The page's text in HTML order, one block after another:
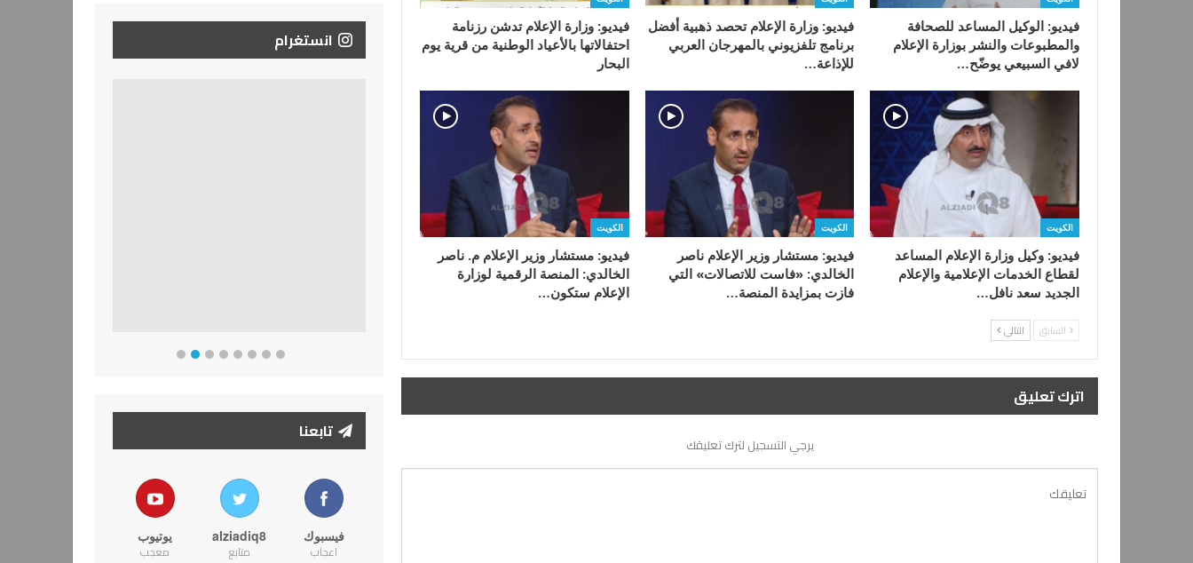
فيديو: الوكيل المساعد للصحافة
والمطبوعات والنشر بوزارة الإعلام
لافي السبيعي يوضّح…
فيديو: وزارة الإعلام تحصد ذهبية أفضل
برنامج تلفزيوني بالمهرجان العربي
للإذاعة…
فيديو: وزارة الإعلام تدشن رزنامة
احتفالاتها بالأعياد الوطنية من قرية يوم
البحار
الكويت
فيديو: وكيل وزارة الإعلام المساعد
لقطاع الخدمات الإعلامية والإعلام
الجديد سعد نافل…
الكويت
فيديو: مستشار وزير الإعلام ناصر
الخالدي: «فاست للاتصالات» التي
فازت بمزايدة المنصة…
الكويت
فيديو: مستشار وزير الإعلام م. ناصر
الخالدي: المنصة الرقمية لوزارة
الإعلام ستكون…
السابق التالي
اترك تعليق
يرجي التسجيل لترك تعليقك
انستغرام
تابعنا
فيسبوك
اعجاب
alziadiq8
متابع
يوتيوب
معجب